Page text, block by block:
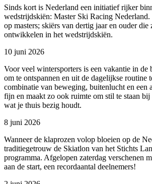
Sinds kort is Nederland een initiatief rijker
wedstrijdskiën: Master Ski Racing
op masters; skiërs van dertig jaar en ouder
ontwikkelen in het wedstrijdskiën.
10 juni 2026
Voor veel wintersporters is een vakantie in de
om te ontspannen en uit de dagelijkse routine
combinatie van beweging, buitenlucht en een
fijn en maakt zo ook ruimte om stil te staan bij
wat je thuis bezig houdt.
8 juni 2026
Wanneer de klaprozen volop bloeien op de
traditiegetrouw de Skiatlon van het Stichts
programma. Afgelopen zaterdag verschenen
aan de start, een recordaantal deelnemers!